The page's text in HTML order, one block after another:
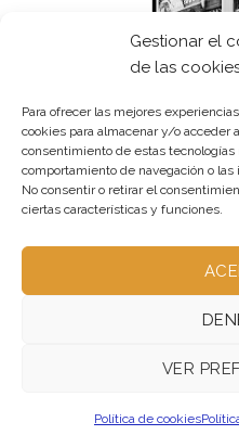
Gestionar el
de las
Para ofrecer las mejores
cookies para almacenar y/o acceder
consentimiento de estas
comportamiento de navegación o
No consentir o retirar el
ciertas características y funciones.
VER
Política de cookies
FAQ –